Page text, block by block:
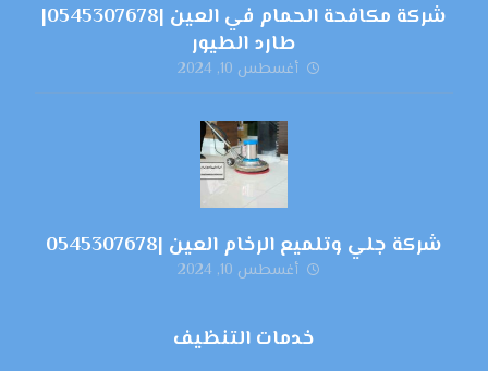
شركة مكافحة الحمام في العين |0545307678|
طارد الطيور
أغسطس 10, 2024
شركة جلي وتلميع الرخام العين |0545307678
أغسطس 10, 2024
خدمات التنظيف